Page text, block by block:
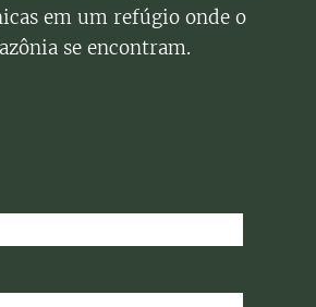
em um refúgio onde o
se encontram.